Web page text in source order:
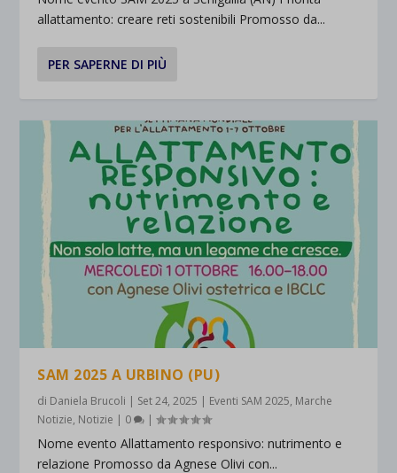
allattamento: creare reti sostenibili Promosso da...
PER SAPERNE DI PIÙ
SAM 2025 A URBINO (PU)
di Daniela Brucoli | Set 24, 2025 | Eventi SAM 2025, Marche
Notizie, Notizie | 0 |
Nome evento Allattamento responsivo: nutrimento e
relazione Promosso da Agnese Olivi con...